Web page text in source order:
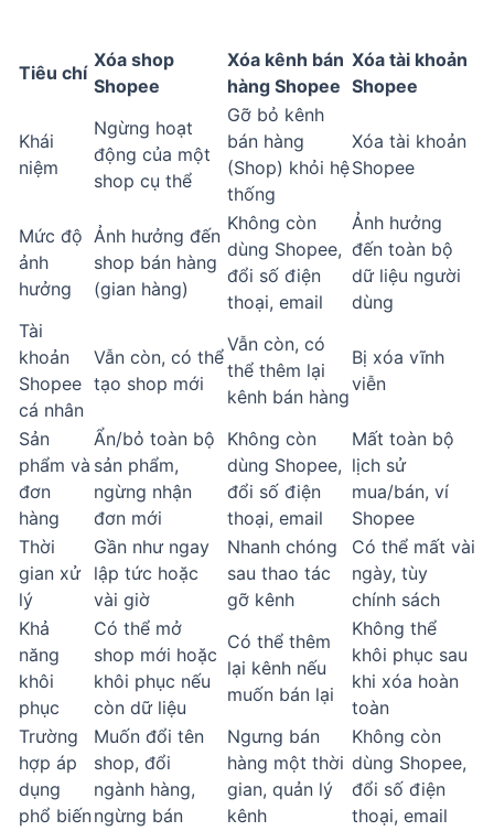
Tiêu chí
Xóa shop
Shopee
Xóa kênh bán
hàng Shopee
Xóa tài khoản
Shopee
Khái
niệm
Ngừng hoạt
động của một
shop cụ thể
Gỡ bỏ kênh
bán hàng
(Shop) khỏi hệ
thống
Xóa tài khoản
Shopee
Mức độ
ảnh
hưởng
Ảnh hưởng đến
shop bán hàng
(gian hàng)
Không còn
dùng Shopee,
đổi số điện
thoại, email
Ảnh hưởng
đến toàn bộ
dữ liệu người
dùng
Tài
khoản
Shopee
cá nhân
Vẫn còn, có thể
tạo shop mới
Vẫn còn, có
thể thêm lại
kênh bán hàng
Bị xóa vĩnh
viễn
Sản
phẩm và
đơn
hàng
Ẩn/bỏ toàn bộ
sản phẩm,
ngừng nhận
đơn mới
Không còn
dùng Shopee,
đổi số điện
thoại, email
Mất toàn bộ
lịch sử
mua/bán, ví
Shopee
Thời
gian xử
lý
Gần như ngay
lập tức hoặc
vài giờ
Nhanh chóng
sau thao tác
gỡ kênh
Có thể mất vài
ngày, tùy
chính sách
Khả
năng
khôi
phục
Có thể mở
shop mới hoặc
khôi phục nếu
còn dữ liệu
Có thể thêm
lại kênh nếu
muốn bán lại
Không thể
khôi phục sau
khi xóa hoàn
toàn
Trường
hợp áp
dụng
phổ biến
Muốn đổi tên
shop, đổi
ngành hàng,
ngừng bán
Ngưng bán
hàng một thời
gian, quản lý
kênh
Không còn
dùng Shopee,
đổi số điện
thoại, email